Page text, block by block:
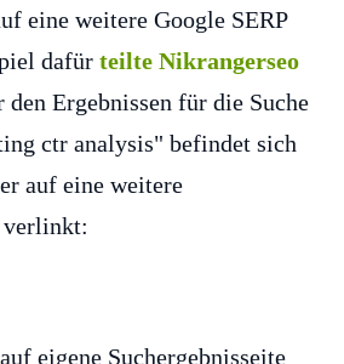
eine weitere Google SERP
dafür teilte Nikrangerseo
den Ergebnissen für die Suche
ctr analysis" befindet sich
auf eine weitere
verlinkt: